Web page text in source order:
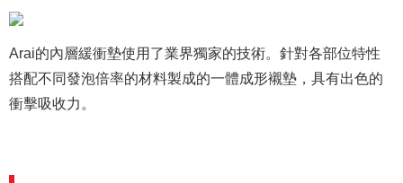
Arai的內層緩衝墊使用了業界獨家的技術。針對各部位特性
搭配不同發泡倍率的材料製成的一體成形襯墊，具有出色的
衝擊吸收力。